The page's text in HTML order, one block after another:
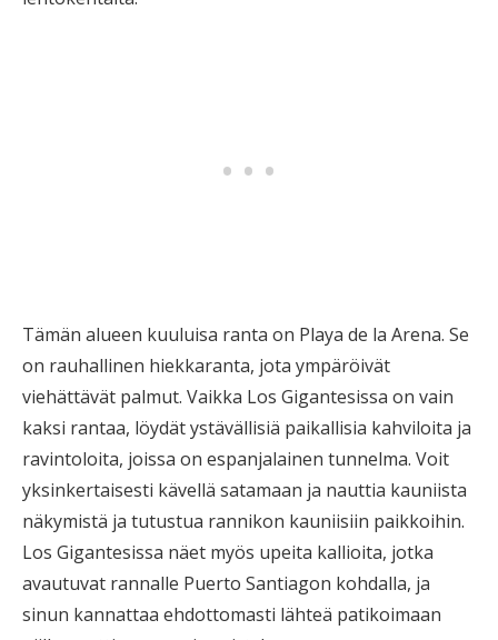
Tämän alueen kuuluisa ranta on Playa de la Arena. Se
on rauhallinen hiekkaranta, jota ympäröivät
viehättävät palmut. Vaikka Los Gigantesissa on vain
kaksi rantaa, löydät ystävällisiä paikallisia kahviloita ja
ravintoloita, joissa on espanjalainen tunnelma. Voit
yksinkertaisesti kävellä satamaan ja nauttia kauniista
näkymistä ja tutustua rannikon kauniisiin paikkoihin.
Los Gigantesissa näet myös upeita kallioita, jotka
avautuvat rannalle Puerto Santiagon kohdalla, ja
sinun kannattaa ehdottomasti lähteä patikoimaan